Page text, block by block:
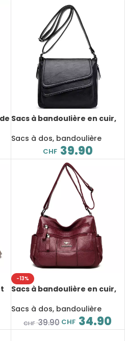
Sacs à bandoulière en cuir,
moderne
Sacs à dos, bandoulière
CHF 39.90
-13%
Sacs à bandoulière en cuir,
rangements
Sacs à dos, bandoulière
CHF39.90 CHF 34.90